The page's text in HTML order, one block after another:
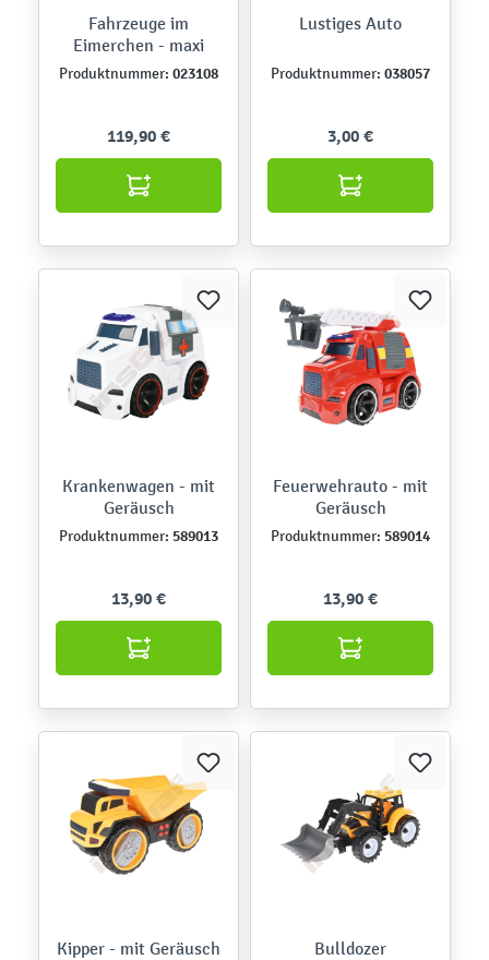
Fahrzeuge im
Eimerchen - maxi
Produktnummer: 023108
119,90 €
Lustiges Auto
Produktnummer: 038057
3,00 €
Krankenwagen - mit
Geräusch
Produktnummer: 589013
13,90 €
Feuerwehrauto - mit
Geräusch
Produktnummer: 589014
13,90 €
Kipper - mit Geräusch Bulldozer